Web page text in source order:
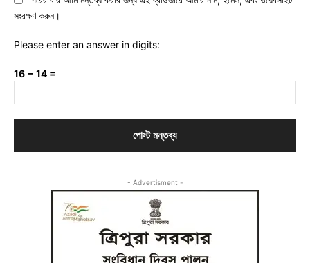
সংরক্ষণ করুন।
Please enter an answer in digits:
16 − 14 =
- Advertisment -